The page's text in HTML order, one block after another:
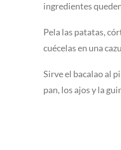
ingredientes
Pela las patatas,
cuécelas en una
Sirve el bacalao al
pan, los ajos y la